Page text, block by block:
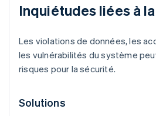
Inquiétudes liées à
Les violations de données, les
les vulnérabilités du système
risques pour la sécurité.
Solutions